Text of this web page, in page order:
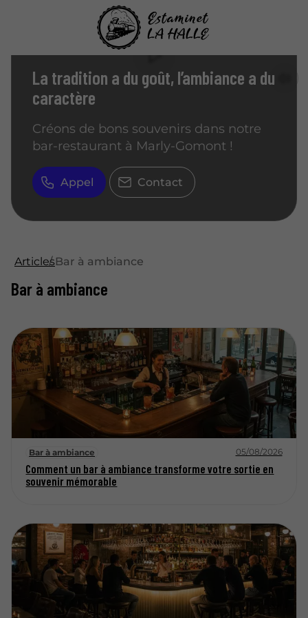
LE RENDEZ-VOUS GOURMAND ET FESTIF
La tradition a du goût, l’ambiance a du
caractère
Créons de bons souvenirs dans notre
bar-restaurant à Marly-Gomont !
Appel Contact
ArticlesBar à ambiance
Bar à ambiance
Bar à ambiance 05/08/2026
Comment un bar à ambiance transforme votre sortie en
souvenir mémorable